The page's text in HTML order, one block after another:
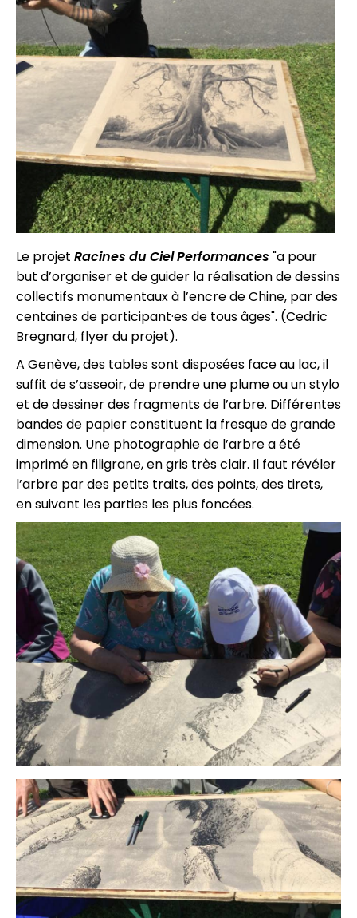
Le projet Racines duCielPerformances "a pour
but d’organiser et de guider la réalisation de dessins
collectifs monumentaux à l’encre de Chine, par des
centaines de participant·es de tous âges". (Cedric
Bregnard, flyer du projet).
A Genève, des tables sont disposées face au lac, il
suffit de s’asseoir, de prendre une plume ou un stylo
et de dessiner des fragments de l’arbre. Différentes
bandes de papier constituent la fresque de grande
dimension. Une photographie de l’arbre a été
imprimé en filigrane, en gris très clair. Il faut révéler
l’arbre par des petits traits, des points, des tirets,
en suivant les parties les plus foncées.